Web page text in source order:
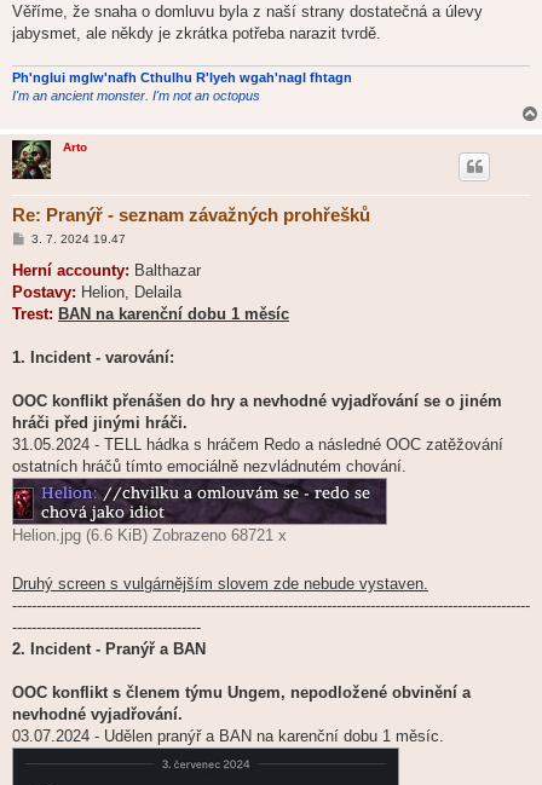
Věříme, že snaha o domluvu byla z naší strany dostatečná a úlevy
jabysmet, ale někdy je zkrátka potřeba narazit tvrdě.
Ph'nglui mglw'nafh Cthulhu R'lyeh wgah'nagl fhtagn
I'm an ancient monster. I'm not an octopus
Arto
Re: Pranýř - seznam závažných prohřešků
P
í
p
ě
k
3. 7. 2024 19.47
Herní accounty: Balthazar
Postavy: Helion, Delaila
Trest: BAN na karenční dobu 1 měsíc
1. Incident - varování:
OOC konflikt přenášen do hry a nevhodné vyjadřování se o jiném
hráči před jinými hráči.
31.05.2024 - TELL hádka s hráčem Redo a následné OOC zatěžování
ostatních hráčů tímto emociálně nezvládnutém chování.
Helion.jpg (6.6 KiB) Zobrazeno 68721 x
Druhý screen s vulgárnějším slovem zde nebude vystaven.
-----------------------------------------------------------------------------------------------------------
---------------------------------------
2. Incident - Pranýř a BAN
OOC konflikt s členem týmu Ungem, nepodložené obvinění a
nevhodné vyjadřování.
03.07.2024 - Udělen pranýř a BAN na karenční dobu 1 měsíc.